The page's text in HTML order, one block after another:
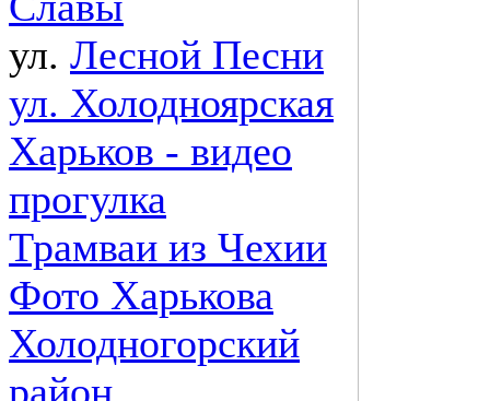
ул. Лесной Песни
ул. Холодноярская
Харьков - видео
прогулка
Трамваи из Чехии
Фото Харькова
Холодногорский
район